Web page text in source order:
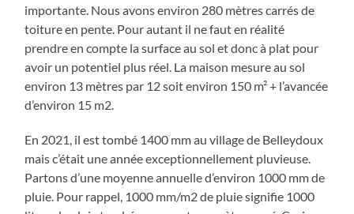
importante. Nous avons environ 280 mètres carrés de
toiture en pente. Pour autant il ne faut en réalité
prendre en compte la surface au sol et donc à plat pour
avoir un potentiel plus réel. La maison mesure au sol
environ 13 mètres par 12 soit environ 150 m² + l’avancée
d’environ 15 m2.
En 2021, il est tombé 1400 mm au village de Belleydoux
mais c’était une année exceptionnellement pluvieuse.
Partons d’une moyenne annuelle d’environ 1000 mm de
pluie. Pour rappel, 1000 mm/m2 de pluie signifie 1000